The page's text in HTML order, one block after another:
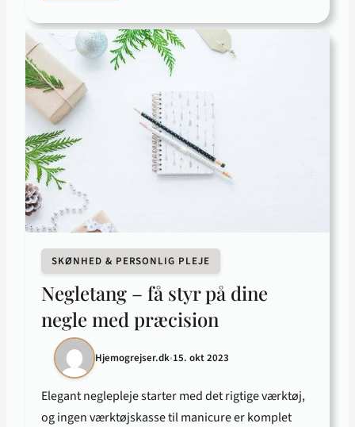
SKØNHED & PERSONLIG PLEJE
Negletang – få styr på dine
negle med præcision
Hjemogrejser.dk•15. okt 2023
Elegant neglepleje starter med det rigtige værktøj,
og ingen værktøjskasse til manicure er komplet